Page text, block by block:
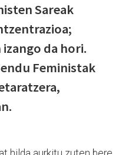
Sareak
da hori.
Feministak